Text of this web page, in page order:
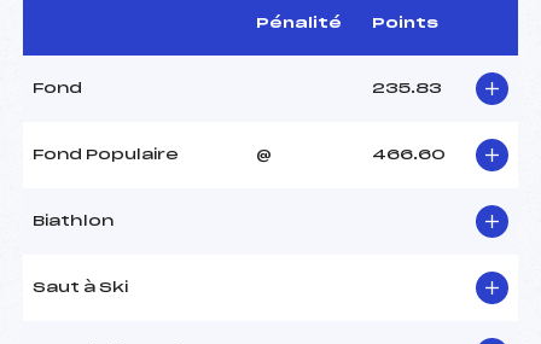
Pénalité Points
Fond 235.83
Fond Populaire @ 466.60
Biathlon
Saut à Ski